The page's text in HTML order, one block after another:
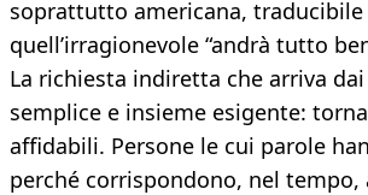
soprattutto americana, traducibile
quell’irragionevole “andrà tutto
La richiesta indiretta che arriva dai
semplice e insieme esigente:
affidabili. Persone le cui parole
perché corrispondono, nel